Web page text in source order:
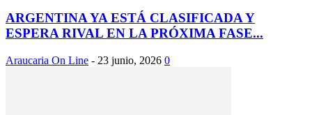
ARGENTINA YA ESTÁ CLASIFICADA Y
ESPERA RIVAL EN LA PRÓXIMA FASE...
Araucaria On Line - 23 junio, 2026 0